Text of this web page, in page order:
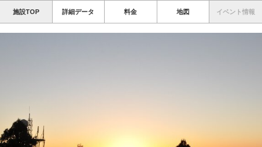
施設TOP 詳細データ 料金 地図 イベント情報